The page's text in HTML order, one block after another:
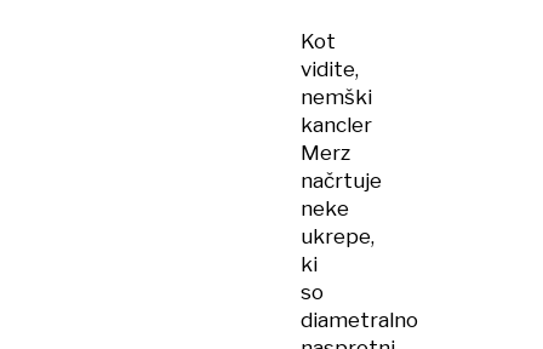
Kot
vidite,
nemški
kancler
Merz
načrtuje
neke
ukrepe,
ki
so
diametralno